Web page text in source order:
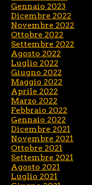
Gennaio 2023
Dicembre 2022
Novembre 2022
Ottobre 2022
Settembre 2022
Agosto 2022
Luglio 2022
Giugno 2022
Maggio 2022
Aprile 2022
Marzo 2022
Febbraio 2022
Gennaio 2022
Dicembre 2021
Novembre 2021
Ottobre 2021
Settembre 2021
Agosto 2021
Luglio 2021